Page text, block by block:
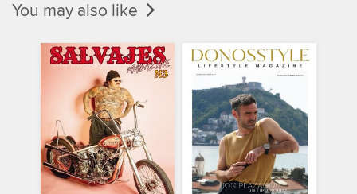
You may also like